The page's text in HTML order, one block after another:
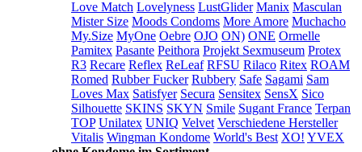
Love Match Lovelyness LustGlider Manix Masculan
Mister Size Moods Condoms More Amore Muchacho
My.Size MyOne Oebre OJO ON) ONE Ormelle
Pamitex Pasante Peithora Projekt Sexmuseum Protex
R3 Recare Reflex ReLeaf RFSU Rilaco Ritex ROAM
Romed Rubber Fucker Rubbery Safe Sagami Sam
Loves Max Satisfyer Secura Sensitex SensX Sico
Silhouette SKINS SKYN Smile Sugant France Terpan
TOP Unilatex UNIQ Velvet Verschiedene Hersteller
Vitalis Wingman Kondome World's Best XO! YVEX